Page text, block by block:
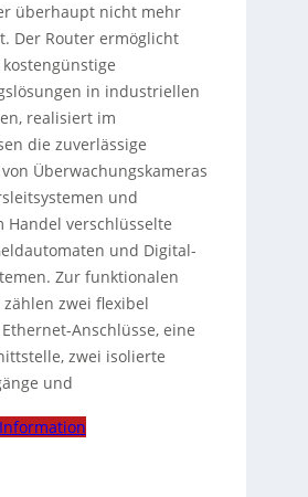
überhaupt nicht mehr
Der Router ermöglicht
in industriellen
realisiert im
die zuverlässige
Überwachungskameras
und
Handel verschlüsselte
und Digital-
Zur funktionalen
zwei flexibel
Anschlüsse, eine
zwei isolierte
und